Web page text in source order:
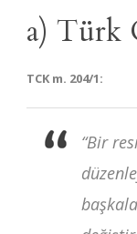
a) Türk
TCK m. 204/1:
“Bir